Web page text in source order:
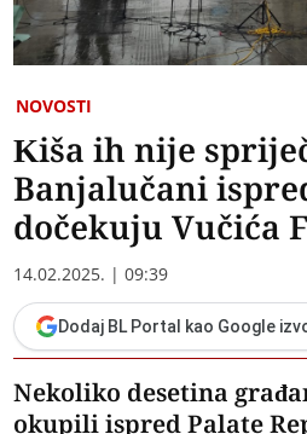
NOVOSTI
Kiša ih nije
Banjalučani
dočekuju Vučića
14.02.2025. | 09:39
Dodaj BL Portal kao Google
Nekoliko desetina
okupili ispred Palate